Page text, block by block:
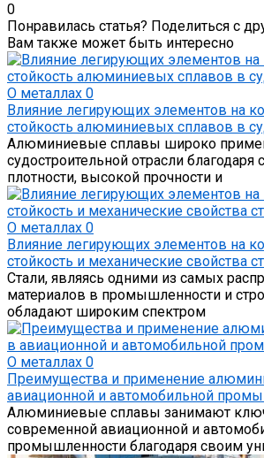
0
Понравилась статья? Поделиться с
Вам также может быть интересно
О металлах 0
Влияние легирующих элементов на
стойкость алюминиевых сплавов в
Алюминиевые сплавы широко
судостроительной отрасли
плотности, высокой прочности и
О металлах 0
Влияние легирующих элементов на
стойкость и механические свойства
Стали, являясь одними из самых
материалов в промышленности и
обладают широким спектром
О металлах 0
Преимущества и применение
авиационной и автомобильной
Алюминиевые сплавы занимают
современной авиационной и
промышленности благодаря своим